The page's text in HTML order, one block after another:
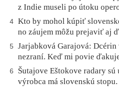
z Indie museli po útoku
4 Kto by mohol kúpiť
no záujem môžu prejaviť aj
5
Jarjabková Garajová: Dcérin
nezraní. Keď mi povie
6
Šutajove Eštokove radary sú
výrobca má slovenskú